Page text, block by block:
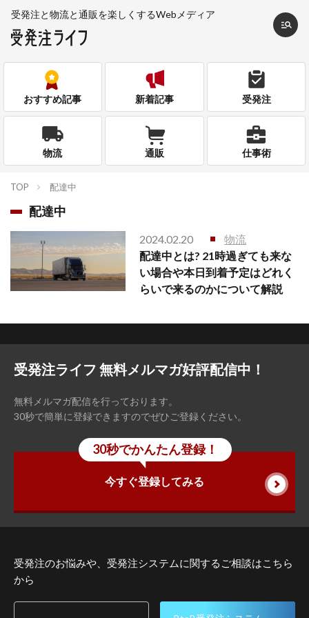
受発注と物流と通販を楽しくするWebメディア
おすすめ記事 新着記事 受発注
物流 通販 仕事術
TOP 配達中
配達中
2024.02.20
物流
配達中とは? 21時過ぎても来な
い場合や本日到着予定はどれく
らいで来るのかについて解説
受発注ライフ 無料メルマガ好評配信中！
無料メルマガ配信を行っております。
30秒で簡単に登録できますのでぜひご登録ください。
今すぐ登録してみる
30秒でかんたん登録！
受発注のお悩みや、受発注システムに関するご相談はこちら
から